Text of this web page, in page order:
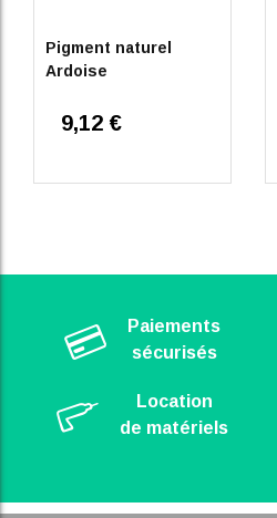
Pigment naturel
Ardoise
9,12 €
Paiements
sécurisés
Location
de matériels